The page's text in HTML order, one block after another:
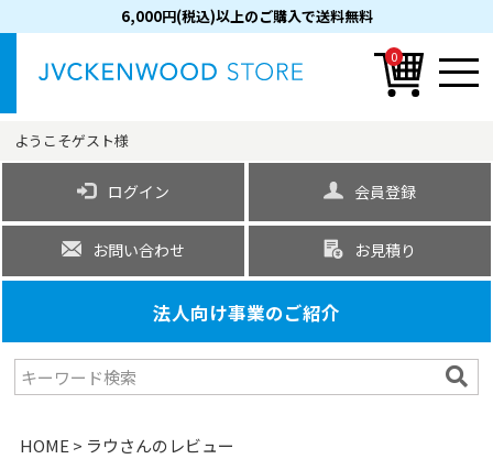
6,000円(税込)以上のご購入で送料無料
0
ようこそゲスト様
ログイン 会員登録
お問い合わせ お見積り
法人向け事業のご紹介
HOME ラウさんのレビュー